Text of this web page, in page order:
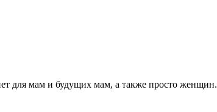
для мам и будущих мам, а также просто женщин.